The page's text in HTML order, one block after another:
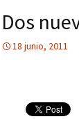
Dos
18 junio, 2011